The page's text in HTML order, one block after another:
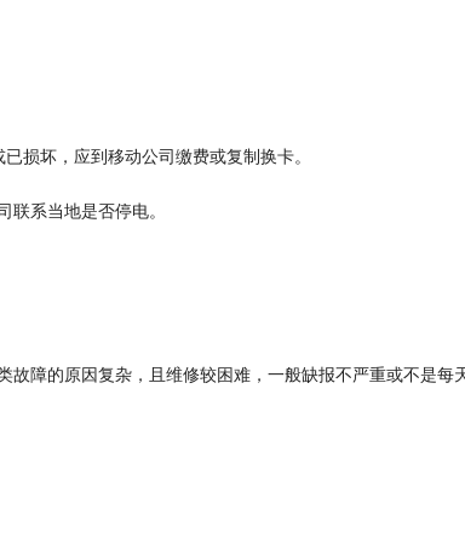
已损坏，应到移动公司缴费或复制换卡。
系当地是否停电。
障的原因复杂，且维修较困难，一般缺报不严重或不是每